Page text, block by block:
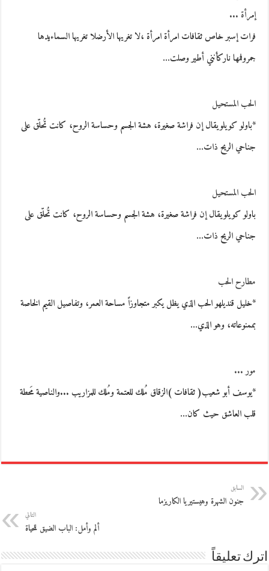
إمرأة ...
فرات إسبر خاص ثقافات امرأة امرأة ،لا تغريها الأرضلا تغريها السماءيدها
جمروفمها ناركأنني أطير وصلت…
الحب المستحيل
*باولو كويلويقال إن فراشة صغيرة، هشة الجسم وحساسة الروح، كانت تُحلّق على
جناحي الريح ذات…
الحب المستحيل
باولو كويلويقال إن فراشة صغيرة، هشة الجسم وحساسة الروح، كانت تُحلّق على
جناحي الريح ذات…
مطارح الحب
*خليل قنديلهو الحب الذي يظل يكبر متجاوزاً مساحة العمر، وتفاصيل القيم الخاصة
بممنوعاته، وهو الذي…
مور ...
*يوسف أبو شعيب( ثقافات )الزقاق مُلك للعتمة ومُلك للمزاريب ...والناصية مَحطة
قلب العاشق حيث كان…
السابق
جنون الشهرة وهيستيريا الكاريزما
التالي
ألم وأمل: الباب الضيق للحياة
اترك تعليقاً